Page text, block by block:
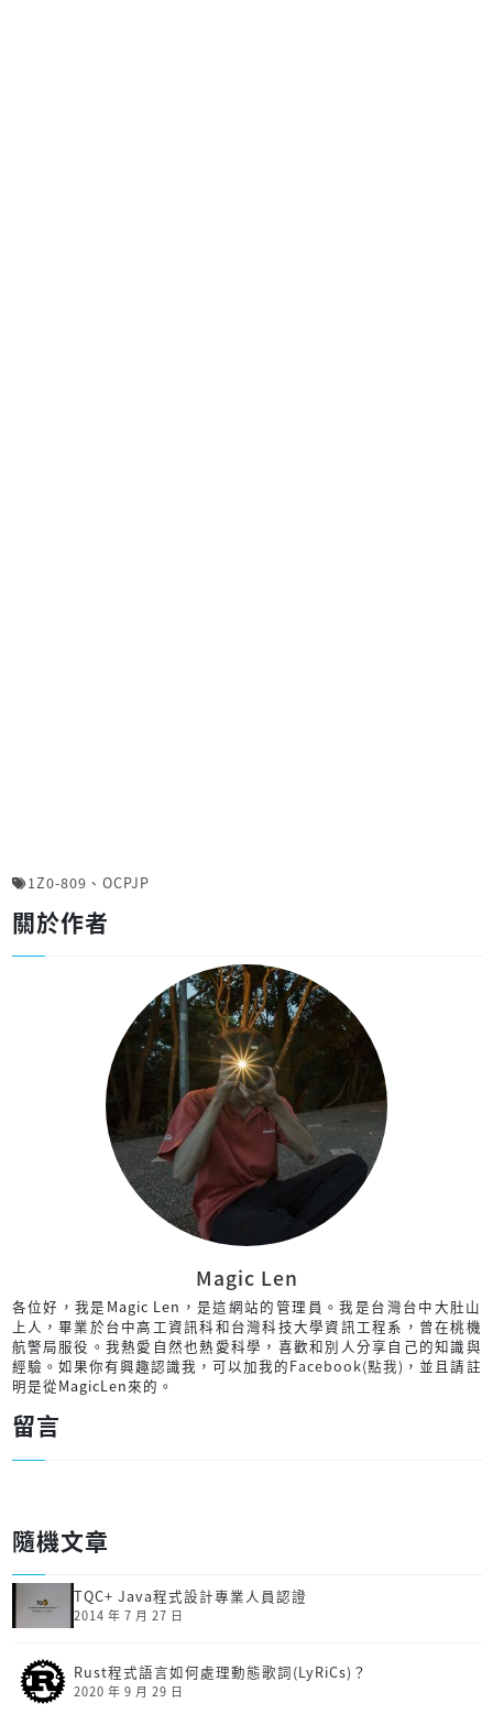
1Z0-809 、 OCPJP
關於作者
Magic Len
各位好，我是Magic Len，是這網站的管理員。我是台灣台中大肚山
上人，畢業於台中高工資訊科和台灣科技大學資訊工程系，曾在桃機
航警局服役。我熱愛自然也熱愛科學，喜歡和別人分享自己的知識與
經驗。如果你有興趣認識我，可以加我的Facebook(點我) ，並且請註
明是從MagicLen來的。
留言
隨機文章
TQC+ Java程式設計專業人員認證
2014 年 7 月 27 日
Rust程式語言如何處理動態歌詞(LyRiCs)？
2020 年 9 月 29 日